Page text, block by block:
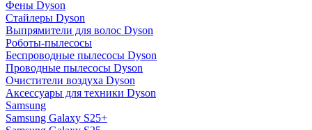
Фены Dyson
Стайлеры Dyson
Выпрямители для волос Dyson
Роботы-пылесосы
Беспроводные пылесосы Dyson
Проводные пылесосы Dyson
Очистители воздуха Dyson
Аксессуары для техники Dyson
Samsung
Samsung Galaxy S25+